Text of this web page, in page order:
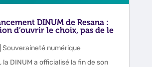
DINUM de Resana :
d’ouvrir le choix, pas de le
Souveraineté numérique
la DINUM a officialisé la fin de son